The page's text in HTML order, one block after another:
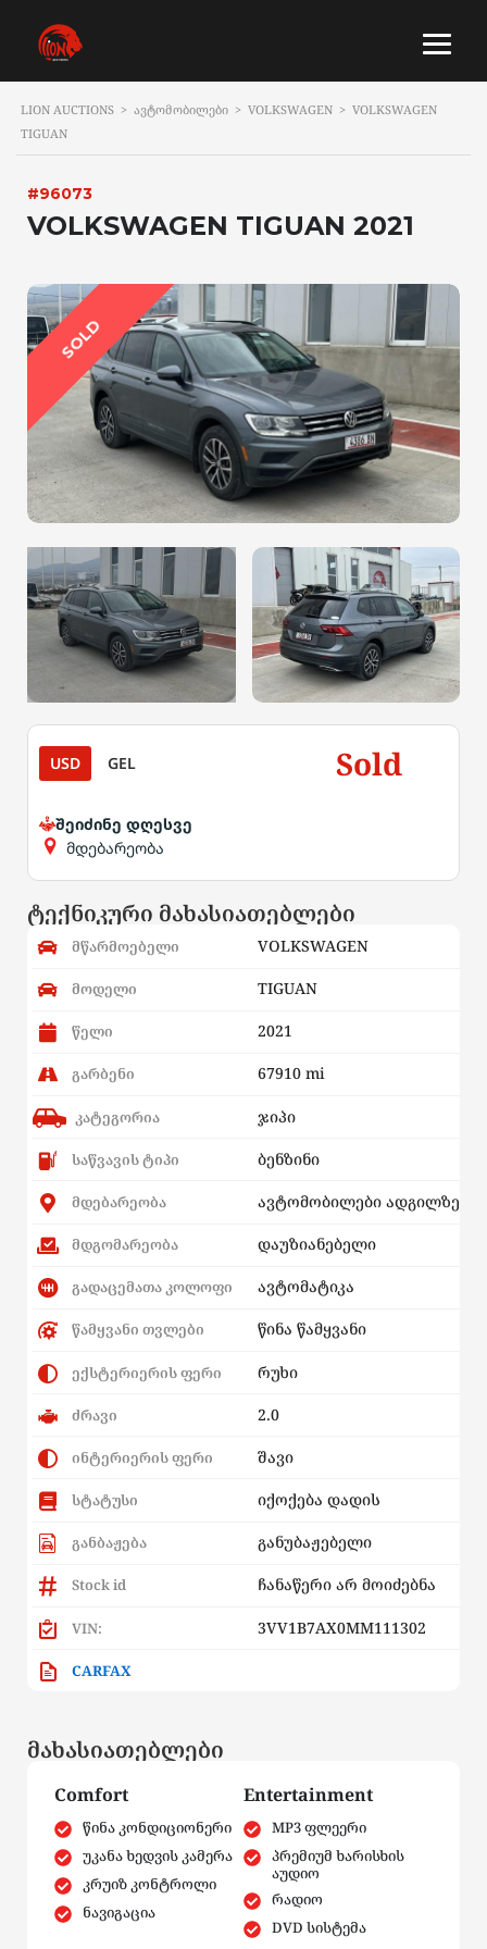
LION AUCTIONS > ᲐᲕᲢᲝᲛᲝᲑᲘᲚᲔᲑᲘ > VOLKSWAGEN > VOLKSWAGEN
TIGUAN
#96073
VOLKSWAGEN TIGUAN 2021
SOLD
USD GEL Sold
შეიძინე დღესვე
მდებარეობა
ტექნიკური მახასიათებლები
მწარმოებელი VOLKSWAGEN
მოდელი TIGUAN
წელი 2021
გარბენი 67910 mi
კატეგორია ჯიპი
საწვავის ტიპი ბენზინი
მდებარეობა ავტომობილები ადგილზე
მდგომარეობა დაუზიანებელი
გადაცემათა კოლოფი ავტომატიკა
წამყვანი თვლები წინა წამყვანი
ექსტერიერის ფერი რუხი
ძრავი 2.0
ინტერიერის ფერი შავი
სტატუსი იქოქება დადის
განბაჟება განუბაჟებელი
Stock id ჩანაწერი არ მოიძებნა
VIN: 3VV1B7AX0MM111302
CARFAX
მახასიათებლები
Comfort
წინა კონდიციონერი
უკანა ხედვის კამერა
კრუიზ კონტროლი
ნავიგაცია
Entertainment
MP3 ფლეერი
პრემიუმ ხარისხის
აუდიო
რადიო
DVD სისტემა